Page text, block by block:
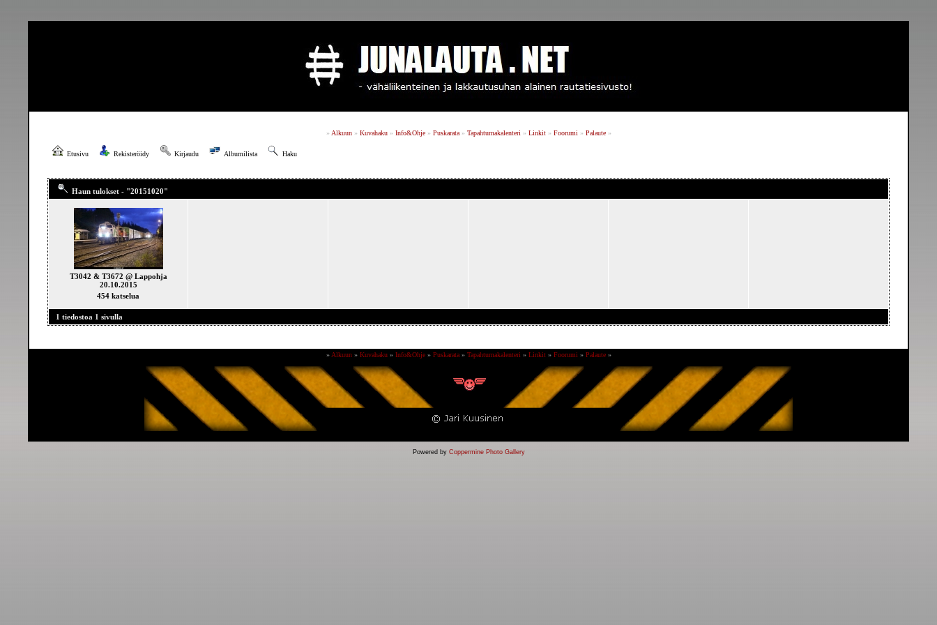
» Alkuun» Kuvahaku» Info&Ohje» Puskarata» Tapahtumakalenteri » Linkit» Foorumi » Palaute»
Etusivu Rekisteröidy Kirjaudu Albumilista Haku
Haun tulokset - "20151020"
T3042 & T3672 @ Lappohja
20.10.2015
454 katselua
1 tiedostoa 1 sivulla
» Alkuun» Kuvahaku» Info&Ohje» Puskarata» Tapahtumakalenteri » Linkit» Foorumi » Palaute»
Powered by Coppermine Photo Gallery